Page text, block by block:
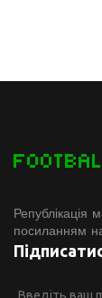
Републікація
посиланням